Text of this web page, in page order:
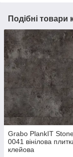
Подібні товари
Grabo PlankIT
0041 вінілова
клейова